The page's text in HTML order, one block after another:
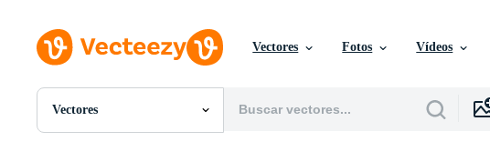
Vectores Fotos Vídeos
Vectores
Todas Imágenes